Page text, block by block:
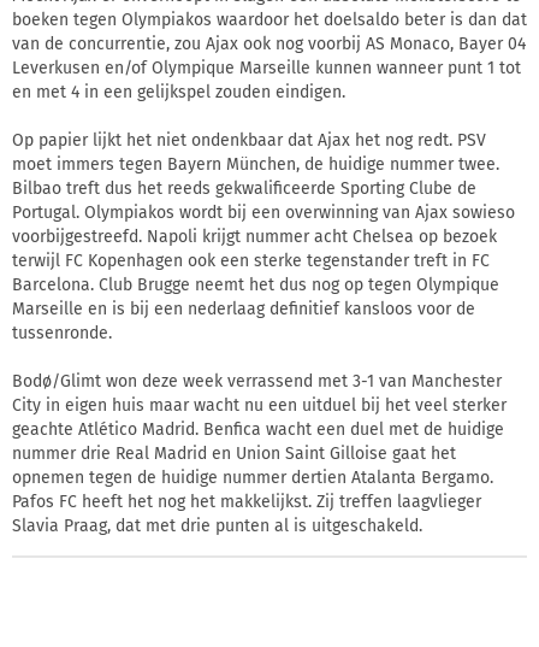
boeken tegen Olympiakos waardoor het doelsaldo beter is dan dat
van de concurrentie, zou Ajax ook nog voorbij AS Monaco, Bayer 04
Leverkusen en/of Olympique Marseille kunnen wanneer punt 1 tot
en met 4 in een gelijkspel zouden eindigen.
Op papier lijkt het niet ondenkbaar dat Ajax het nog redt. PSV
moet immers tegen Bayern München, de huidige nummer twee.
Bilbao treft dus het reeds gekwalificeerde Sporting Clube de
Portugal. Olympiakos wordt bij een overwinning van Ajax sowieso
voorbijgestreefd. Napoli krijgt nummer acht Chelsea op bezoek
terwijl FC Kopenhagen ook een sterke tegenstander treft in FC
Barcelona. Club Brugge neemt het dus nog op tegen Olympique
Marseille en is bij een nederlaag definitief kansloos voor de
tussenronde.
Bodø/Glimt won deze week verrassend met 3-1 van Manchester
City in eigen huis maar wacht nu een uitduel bij het veel sterker
geachte Atlético Madrid. Benfica wacht een duel met de huidige
nummer drie Real Madrid en Union Saint Gilloise gaat het
opnemen tegen de huidige nummer dertien Atalanta Bergamo.
Pafos FC heeft het nog het makkelijkst. Zij treffen laagvlieger
Slavia Praag, dat met drie punten al is uitgeschakeld.